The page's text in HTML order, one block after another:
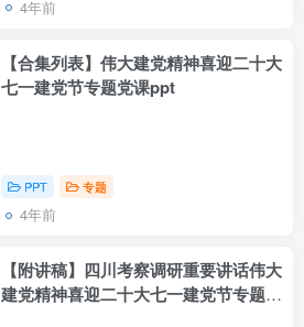
4年前
【合集列表】伟大建党精神喜迎二十大
七一建党节专题党课ppt
PPT 专题
4年前
【附讲稿】四川考察调研重要讲话伟大
建党精神喜迎二十大七一建党节专题党